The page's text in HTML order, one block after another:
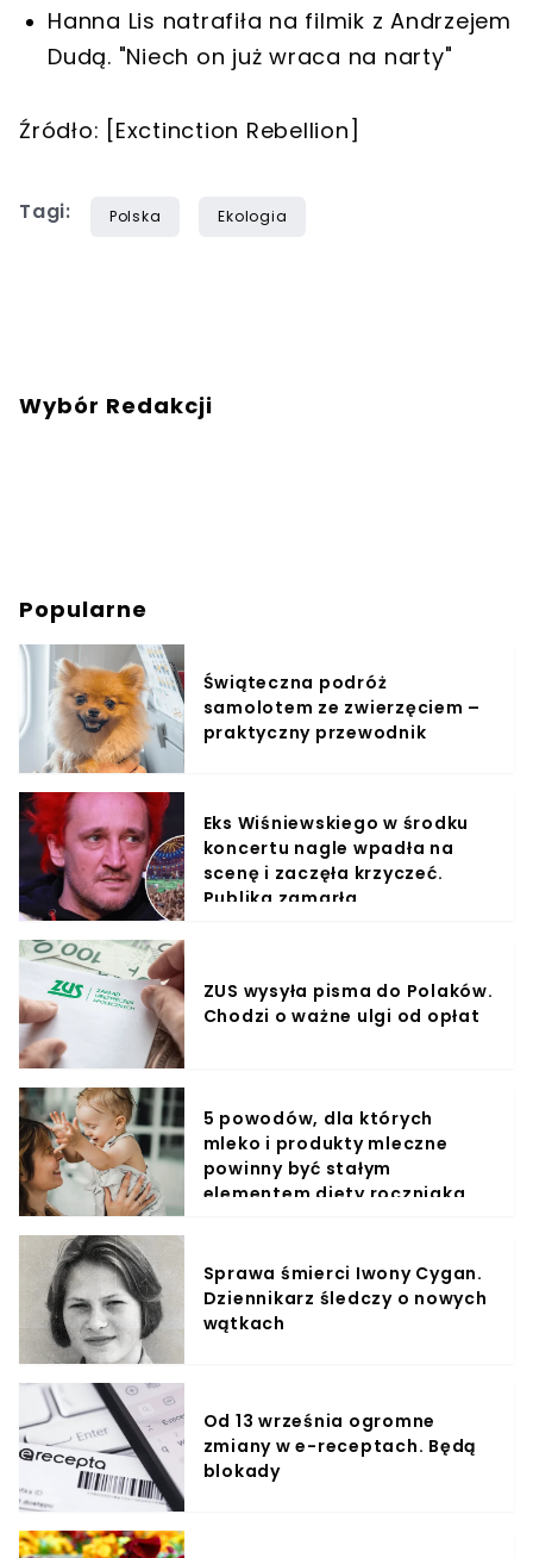
Hanna Lis natrafiła na filmik z Andrzejem
Dudą. "Niech on już wraca na narty"
Źródło: [Exctinction Rebellion]
Tagi: Polska Ekologia
Wybór Redakcji
Popularne
Świąteczna podróż
samolotem ze zwierzęciem –
praktyczny przewodnik
Eks Wiśniewskiego w środku
koncertu nagle wpadła na
scenę i zaczęła krzyczeć.
Publika zamarła
ZUS wysyła pisma do Polaków.
Chodzi o ważne ulgi od opłat
5 powodów, dla których
mleko i produkty mleczne
powinny być stałym
elementem diety roczniaka
Sprawa śmierci Iwony Cygan.
Dziennikarz śledczy o nowych
wątkach
Od 13 września ogromne
zmiany w e-receptach. Będą
blokady